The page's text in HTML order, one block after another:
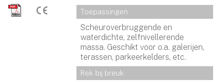
Toepassingen
Scheuroverbruggende en
waterdichte, zelfnivellerende
massa. Geschikt voor o.a. galerijen,
terassen, parkeerkelders, etc.
Rek bij breuk